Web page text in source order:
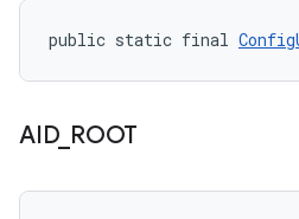
public static final
AID_ ROOT